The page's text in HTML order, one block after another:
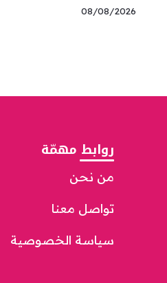
08/08/2026
روابط مهمّة
من نحن
تواصل معنا
سياسة الخصوصية